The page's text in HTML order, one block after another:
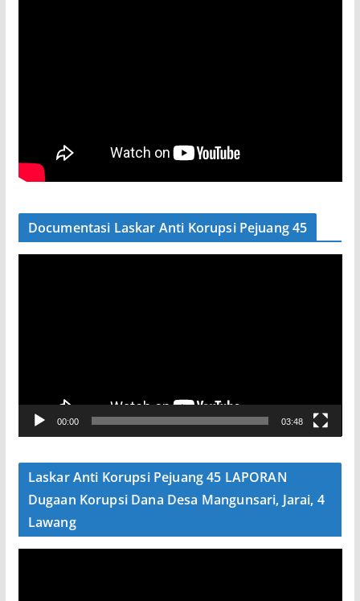
Documentasi Laskar Anti Korupsi Pejuang 45
V
e
00:00 03:48
Laskar Anti Korupsi Pejuang 45 LAPORAN
Dugaan Korupsi Dana Desa Mangunsari, Jarai, 4
Lawang